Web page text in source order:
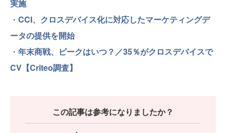
実施
・ CCI、クロスデバイス化に対応したマーケティングデ
ータの提供を開始
・ 年末商戦、ピークはいつ？／35％がクロスデバイスで
CV【Criteo調査】
この記事は参考になりましたか？